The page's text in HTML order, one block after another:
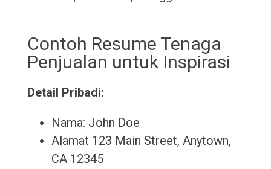
Contoh Resume Tenaga
Penjualan untuk Inspirasi
Detail Pribadi:
Nama: John Doe
Alamat 123 Main Street, Anytown,
CA 12345